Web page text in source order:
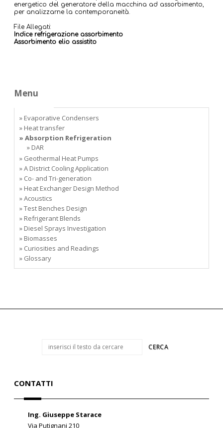
energetico del generatore della macchina ad assorbimento,
per analizzarne la contemporaneità.
File Allegati:
Indice refrigerazione assorbimento
Assorbimento elio assistito
Menu
» Evaporative Condensers
» Heat transfer
» Absorption Refrigeration
» DAR
» Geothermal Heat Pumps
» A District Cooling Application
» Co- and Tri-generation
» Heat Exchanger Design Method
» Acoustics
» Test Benches Design
» Refrigerant Blends
» Diesel Sprays Investigation
» Biomasses
» Curiosities and Readings
» Glossary
CONTATTI
Ing. Giuseppe Starace
Via Putignani 210